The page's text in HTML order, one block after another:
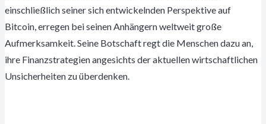
einschließlich seiner sich entwickelnden Perspektive auf
Bitcoin, erregen bei seinen Anhängern weltweit große
Aufmerksamkeit. Seine Botschaft regt die Menschen dazu an,
ihre Finanzstrategien angesichts der aktuellen wirtschaftlichen
Unsicherheiten zu überdenken.